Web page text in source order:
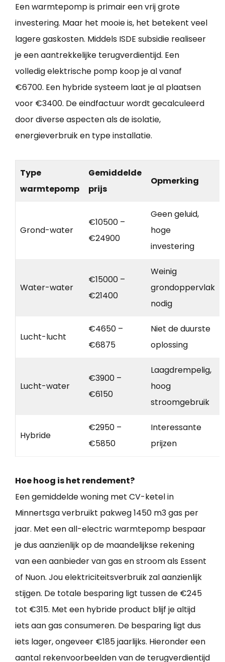
Een warmtepomp is primair een vrij grote
investering. Maar het mooie is, het betekent veel
lagere gaskosten. Middels ISDE subsidie realiseer
je een aantrekkelijke terugverdientijd. Een
volledig elektrische pomp koop je al vanaf
€6700. Een hybride systeem laat je al plaatsen
voor €3400. De eindfactuur wordt gecalculeerd
door diverse aspecten als de isolatie,
energieverbruik en type installatie.
Type
warmtepomp
Gemiddelde
prijs
Opmerking
Grond-water
€10500 –
€24900
Geen geluid,
hoge
investering
Water-water
€15000 –
€21400
Weinig
grondoppervlak
nodig
Lucht-lucht
€4650 –
€6875
Niet de duurste
oplossing
Lucht-water
€3900 –
€6150
Laagdrempelig,
hoog
stroomgebruik
Hybride
€2950 –
€5850
Interessante
prijzen
Hoe hoog is het rendement?
Een gemiddelde woning met CV-ketel in
Minnertsga verbruikt pakweg 1450 m3 gas per
jaar. Met een all-electric warmtepomp bespaar
je dus aanzienlijk op de maandelijkse rekening
van een aanbieder van gas en stroom als Essent
of Nuon. Jou elektriciteitsverbruik zal aanzienlijk
stijgen. De totale besparing ligt tussen de €245
tot €315. Met een hybride product blijf je altijd
iets aan gas consumeren. De besparing ligt dus
iets lager, ongeveer €185 jaarlijks. Hieronder een
aantal rekenvoorbeelden van de terugverdientijd